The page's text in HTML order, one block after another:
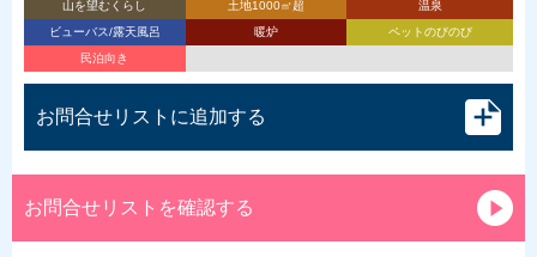
山を望むくらし 土地1000㎡超
温泉
ビューバス/露天風呂
暖炉
ペットのびのび
民泊向き
お問合せリストに追加する
お問合せリストを確認する